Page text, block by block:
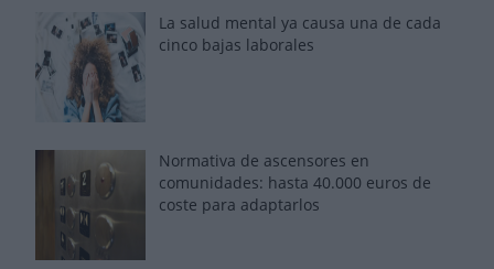
La salud mental ya causa una de cada
cinco bajas laborales
Normativa de ascensores en
comunidades: hasta 40.000 euros de
coste para adaptarlos